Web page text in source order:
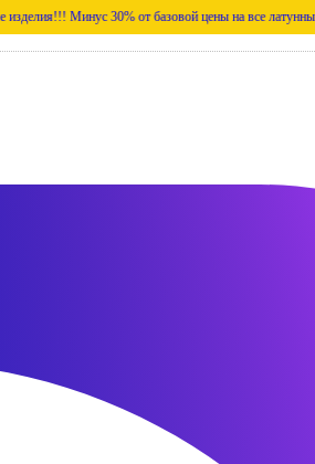
Минус 30% от базовой цены на все латунные изделия!!!